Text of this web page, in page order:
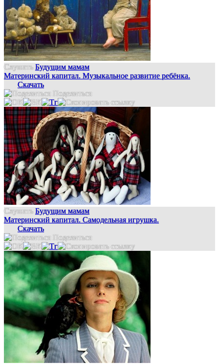
Слушать Будущим мамам
Материнский капитал. Музыкальное развитие ребёнка.
Скачать
Поделиться
Слушать Будущим мамам
Материнский капитал. Самодельная игрушка.
Скачать
Поделиться